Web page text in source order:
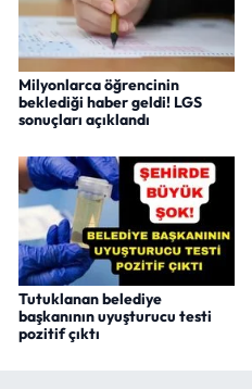
Milyonlarca öğrencinin
beklediği haber geldi! LGS
sonuçları açıklandı
Tutuklanan belediye
başkanının uyuşturucu testi
pozitif çıktı